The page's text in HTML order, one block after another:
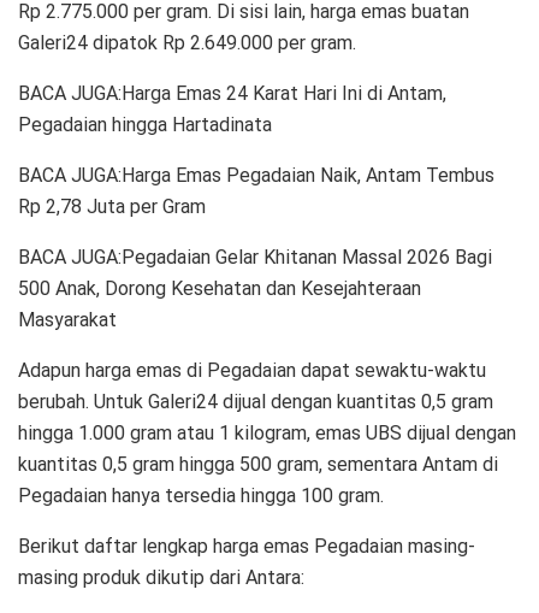
Rp 2.775.000 per gram. Di sisi lain, harga emas buatan
Galeri24 dipatok Rp 2.649.000 per gram.
BACA JUGA:Harga Emas 24 Karat Hari Ini di Antam,
Pegadaian hingga Hartadinata
BACA JUGA:Harga Emas Pegadaian Naik, Antam Tembus
Rp 2,78 Juta per Gram
BACA JUGA:Pegadaian Gelar Khitanan Massal 2026 Bagi
500 Anak, Dorong Kesehatan dan Kesejahteraan
Masyarakat
Adapun harga emas di Pegadaian dapat sewaktu-waktu
berubah. Untuk Galeri24 dijual dengan kuantitas 0,5 gram
hingga 1.000 gram atau 1 kilogram, emas UBS dijual dengan
kuantitas 0,5 gram hingga 500 gram, sementara Antam di
Pegadaian hanya tersedia hingga 100 gram.
Berikut daftar lengkap harga emas Pegadaian masing-
masing produk dikutip dari Antara: